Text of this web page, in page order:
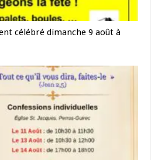
célébré dimanche 9 août à